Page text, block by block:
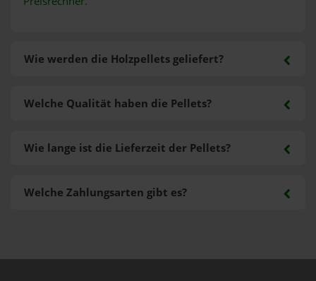
Wie werden die Holzpellets geliefert?
Welche Zahlungsarten gibt es?
Welche Qualität haben die Pellets?
Wie lange ist die Lieferzeit der Pellets?